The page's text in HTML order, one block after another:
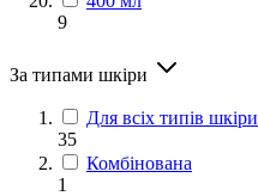
9
За типами шкіри
Для всіх типів шкіри
35
Комбінована
1